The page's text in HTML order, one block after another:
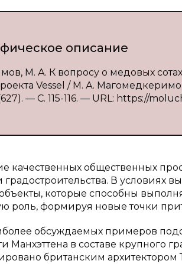
описание
М. А. К вопросу о медовых
Vessel / М. А.
— С. 115-116. — URL: https://
качественных общественных
градостроительства. В условиях
которые способны
роль, формируя новые точки
обсуждаемых примеров
Манхэттена в составе крупного
британским